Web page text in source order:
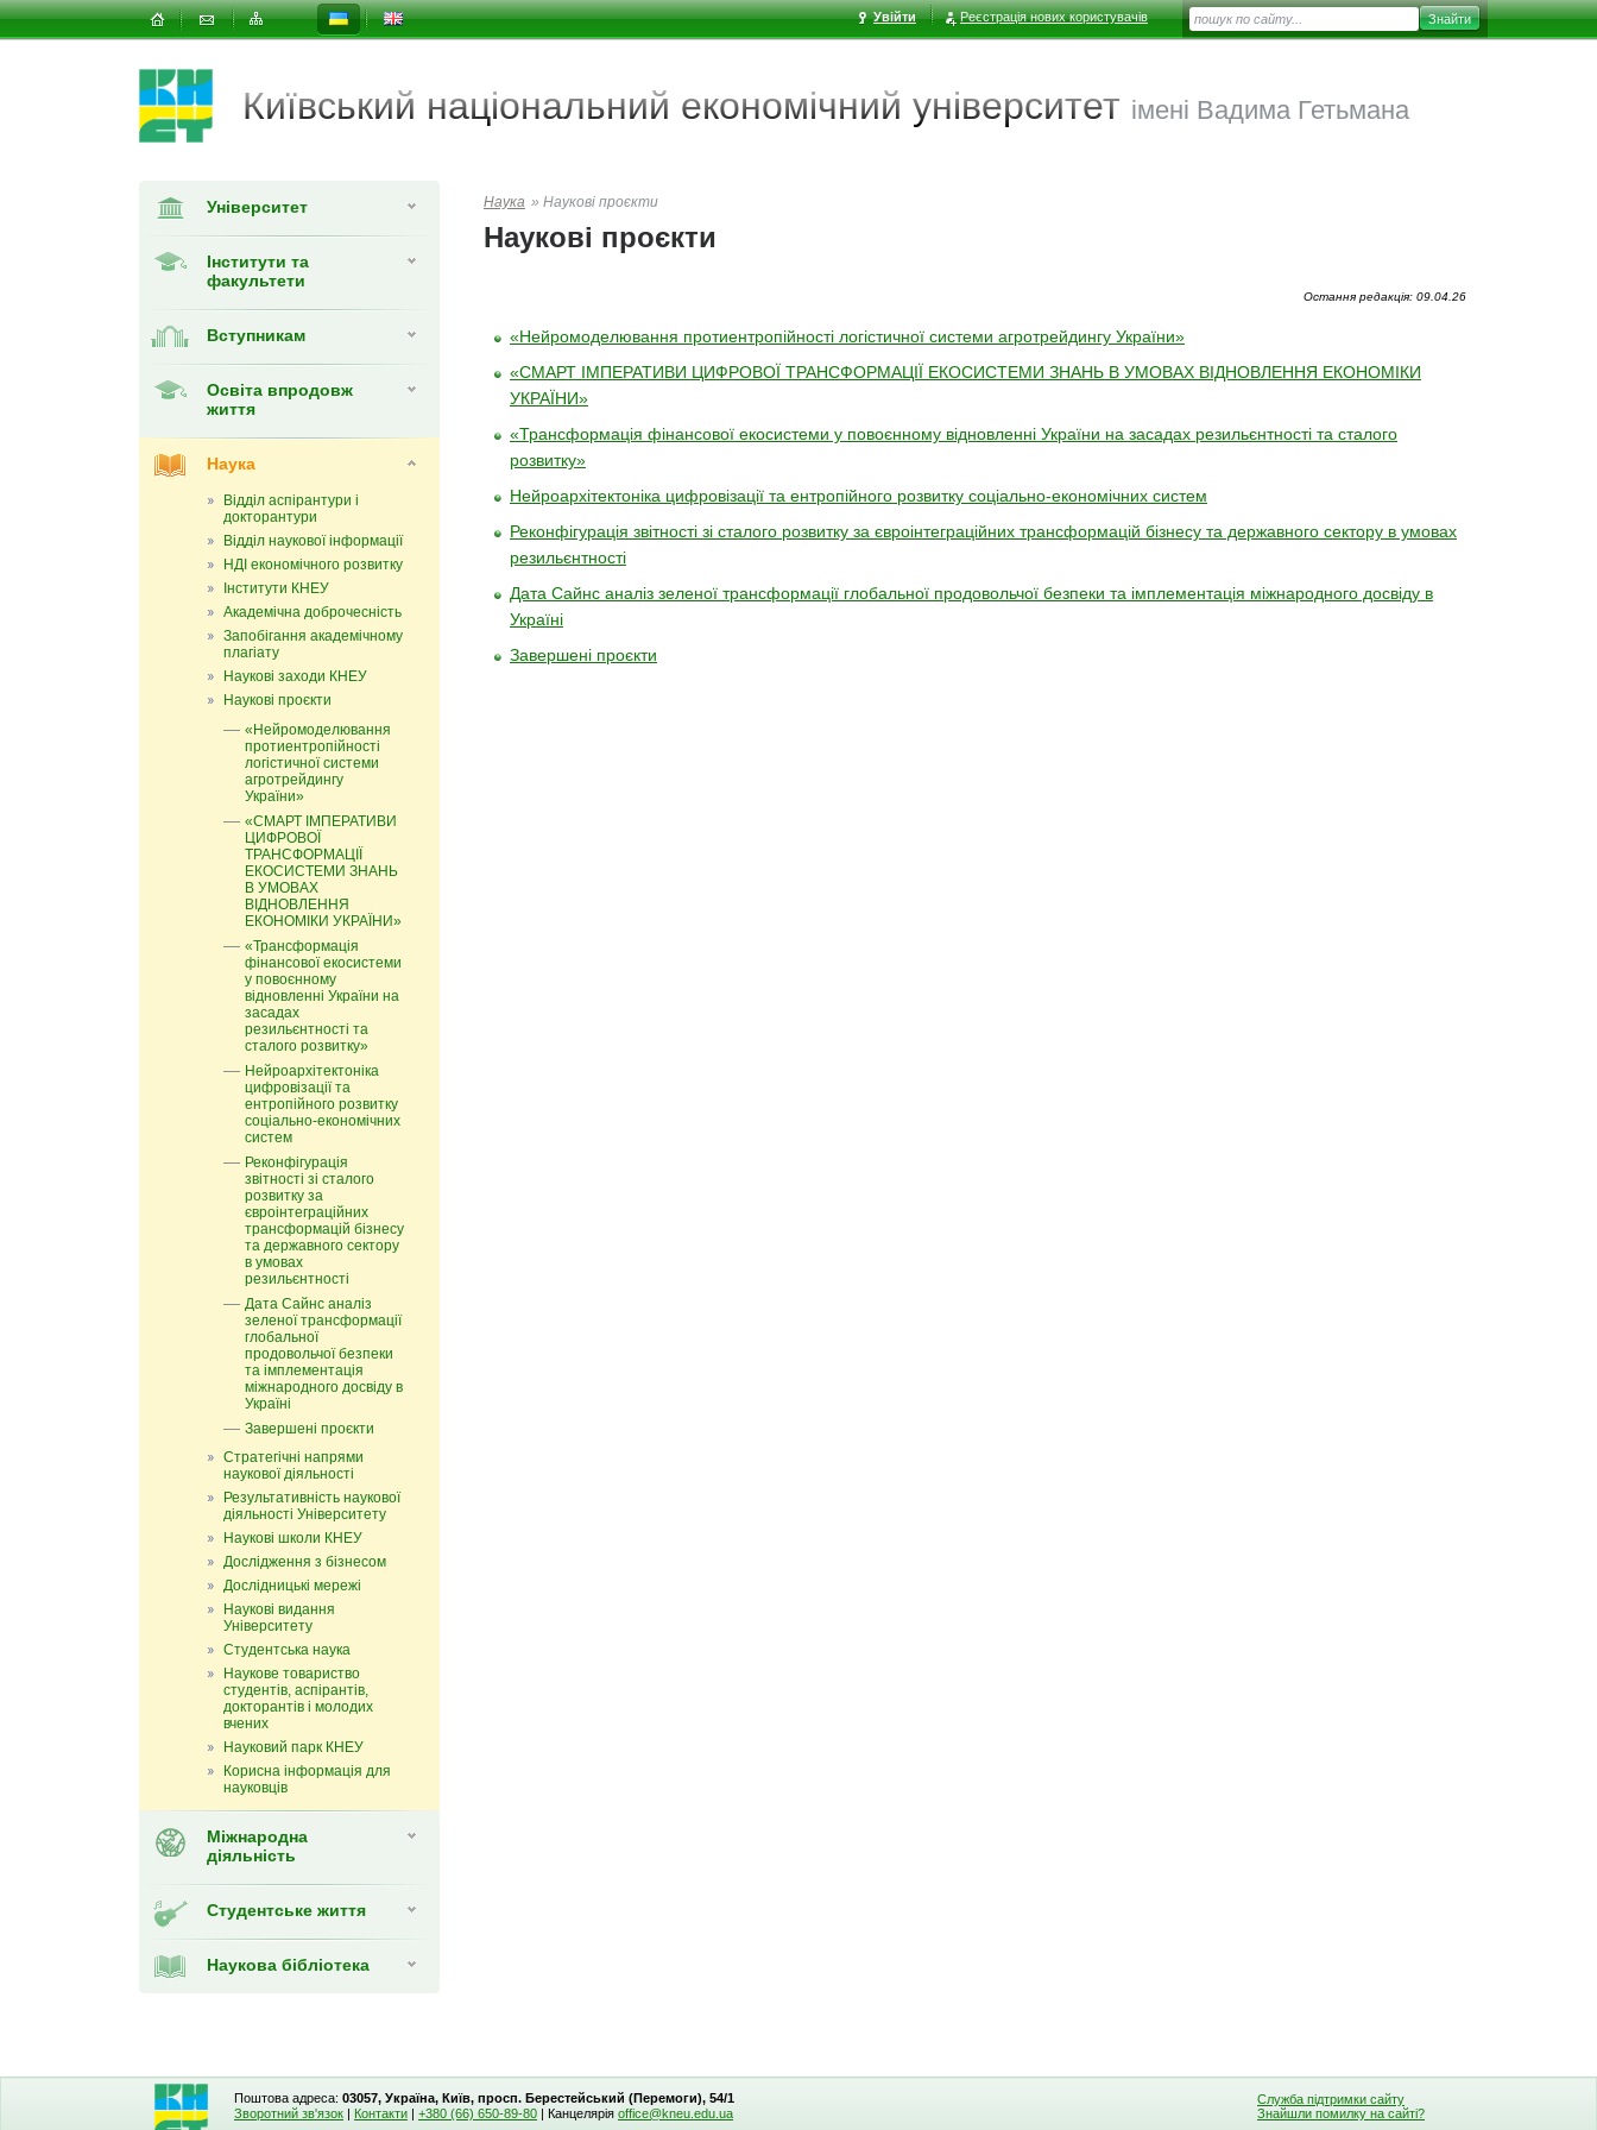
Увійти Реєстрація нових користувачів
Київський національний економічний університет імені Вадима Гетьмана
Університет
Інститути та
факультети
Вступникам
Освіта впродовж
життя
Наука
Відділ аспірантури і
докторантури
Відділ наукової інформації
НДІ економічного розвитку
Інститути КНЕУ
Академічна доброчесність
Запобігання академічному
плагіату
Наукові заходи КНЕУ
Наукові проєкти
«Нейромоделювання
протиентропійності
логістичної системи
агротрейдингу
України»
«СМАРТ ІМПЕРАТИВИ
ЦИФРОВОЇ
ТРАНСФОРМАЦІЇ
ЕКОСИСТЕМИ ЗНАНЬ
В УМОВАХ
ВІДНОВЛЕННЯ
ЕКОНОМІКИ УКРАЇНИ»
«Трансформація
фінансової екосистеми
у повоєнному
відновленні України на
засадах
резильєнтності та
сталого розвитку»
Нейроархітектоніка
цифровізації та
ентропійного розвитку
соціально-економічних
систем
Реконфігурація
звітності зі сталого
розвитку за
євроінтеграційних
трансформацій бізнесу
та державного сектору
в умовах
резильєнтності
Дата Сайнс аналіз
зеленої трансформації
глобальної
продовольчої безпеки
та імплементація
міжнародного досвіду в
Україні
Завершені проєкти
Стратегічні напрями
наукової діяльності
Результативність наукової
діяльності Університету
Наукові школи КНЕУ
Дослідження з бізнесом
Дослідницькі мережі
Наукові видання
Університету
Студентська наука
Наукове товариство
студентів, аспірантів,
докторантів і молодих
вчених
Науковий парк КНЕУ
Корисна інформація для
науковців
Міжнародна
діяльність
Студентське життя
Наукова бібліотека
Наука » Наукові проєкти
Наукові проєкти
Остання редакція: 09.04.26
«Нейромоделювання протиентропійності логістичної системи агротрейдингу України»
«СМАРТ ІМПЕРАТИВИ ЦИФРОВОЇ ТРАНСФОРМАЦІЇ ЕКОСИСТЕМИ ЗНАНЬ В УМОВАХ ВІДНОВЛЕННЯ ЕКОНОМІКИ
УКРАЇНИ»
«Трансформація фінансової екосистеми у повоєнному відновленні України на засадах резильєнтності та сталого
розвитку»
Нейроархітектоніка цифровізації та ентропійного розвитку соціально-економічних систем
Реконфігурація звітності зі сталого розвитку за євроінтеграційних трансформацій бізнесу та державного сектору в умовах
резильєнтності
Дата Сайнс аналіз зеленої трансформації глобальної продовольчої безпеки та імплементація міжнародного досвіду в
Україні
Завершені проєкти
Поштова адреса: 03057, Україна, Київ, просп. Берестейський (Перемоги), 54/1
Зворотний зв'язок | Контакти | +380 (66) 650-89-80 | Канцелярія office@kneu.edu.ua
Служба підтримки сайту
Знайшли помилку на сайті?